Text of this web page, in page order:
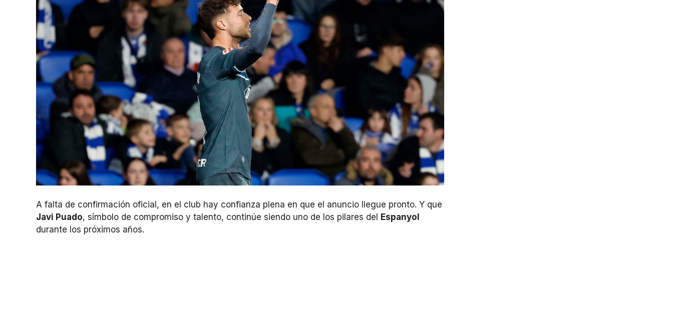
A falta de confirmación oficial, en el club hay confianza plena en que el anuncio llegue pronto. Y que
Javi Puado, símbolo de compromiso y talento, continúe siendo uno de los pilares del Espanyol
durante los próximos años.